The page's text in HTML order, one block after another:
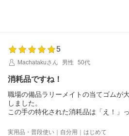
たくさん練習頂くと、当てゴムのせいで
さいませ。
今後ともどうぞよろしくお願いします。
5
Machatakuさん
男性 50代
消耗品ですね！
職場の備品ラリーメイトの当てゴムが
しました。
この手の特化された消耗品は「え！」
この商品はメーカー純正であるにもか
実用品・普段使い｜自分用｜はじめて